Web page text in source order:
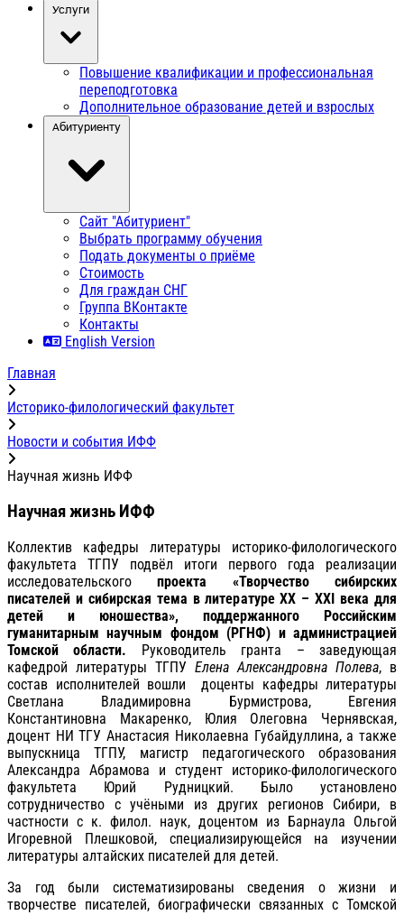
Услуги
Повышение квалификации и профессиональная
переподготовка
Дополнительное образование детей и взрослых
Абитуриенту
Сайт "Абитуриент"
Выбрать программу обучения
Подать документы о приёме
Стоимость
Для граждан СНГ
Группа ВКонтакте
Контакты
English Version
Главная
Историко-филологический факультет
Новости и события ИФФ
Научная жизнь ИФФ
Научная жизнь ИФФ
Коллектив кафедры литературы историко-филологического
факультета ТГПУ подвёл итоги первого года реализации
исследовательскогопроекта «Творчество сибирских
писателей и сибирская тема в литературе XX – XXI века для
детей и юношества», поддержанного Российским
гуманитарным научным фондом (РГНФ) и администрацией
Томской области. Руководитель гранта – заведующая
кафедрой литературы ТГПУ Елена Александровна Полева, в
состав исполнителей вошли доценты кафедры литературы
Светлана Владимировна Бурмистрова, Евгения
Константиновна Макаренко, Юлия Олеговна Чернявская,
доцент НИ ТГУ Анастасия Николаевна Губайдуллина, а также
выпускница ТГПУ, магистр педагогического образования
Александра Абрамова и студент историко-филологического
факультета Юрий Рудницкий. Было установлено
сотрудничество с учёными из других регионов Сибири, в
частности с к. филол. наук, доцентом из Барнаула Ольгой
Игоревной Плешковой, специализирующейся на изучении
литературы алтайских писателей для детей.
За год были систематизированы сведения о жизни и
творчестве писателей, биографически связанных с Томской